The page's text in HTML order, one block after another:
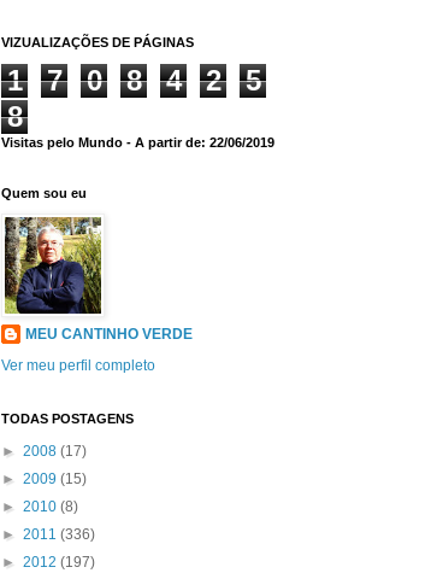
VIZUALIZAÇÕES DE PÁGINAS
1 7 0 8 4 2
5
8
Visitas pelo Mundo - A partir de: 22/06/2019
Quem sou eu
MEU CANTINHO VERDE
Ver meu perfil completo
TODAS POSTAGENS
► 2008 (17)
► 2009 (15)
► 2010 (8)
► 2011 (336)
► 2012 (197)